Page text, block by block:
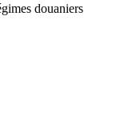
douaniers